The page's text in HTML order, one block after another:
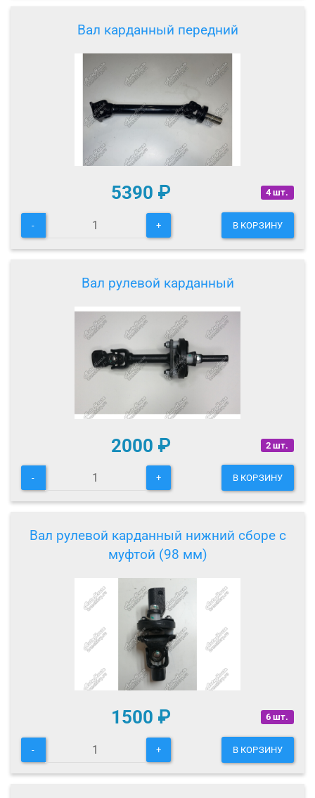
Вал карданный передний
4 шт.
5390 ₽
- + В КОРЗИНУ
Вал рулевой карданный
2 шт.
2000 ₽
- + В КОРЗИНУ
Вал рулевой карданный нижний сборе с
муфтой (98 мм)
6 шт.
1500 ₽
- + В КОРЗИНУ